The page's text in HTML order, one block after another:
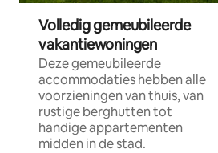
Volledig gemeubileerde
vakantiewoningen
Deze gemeubileerde
accommodaties hebben alle
voorzieningen van thuis, van
rustige berghutten tot
handige appartementen
midden in de stad.